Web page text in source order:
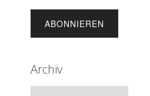
Archiv